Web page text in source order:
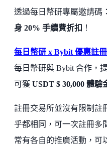
透過每日幣研專屬邀請碼
身 20% 手續費折扣 ！
每日幣研 x Bybit 優惠註
每日幣研與 Bybit 合作，
可獲 USDT $ 30,000 體驗
註冊交易所並沒有限制註
乎都相同，可一次註冊多
常有各自的推廣活動，可